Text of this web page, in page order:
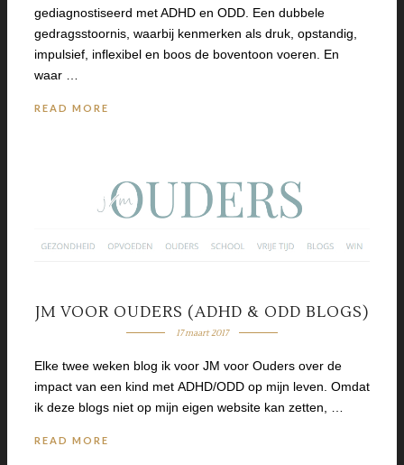
gediagnostiseerd met ADHD en ODD. Een dubbele
gedragsstoornis, waarbij kenmerken als druk, opstandig,
impulsief, inflexibel en boos de boventoon voeren. En
waar …
READ MORE
JM VOOR OUDERS (ADHD & ODD BLOGS)
17 maart 2017
Elke twee weken blog ik voor JM voor Ouders over de
impact van een kind met ADHD/ODD op mijn leven. Omdat
ik deze blogs niet op mijn eigen website kan zetten, …
READ MORE